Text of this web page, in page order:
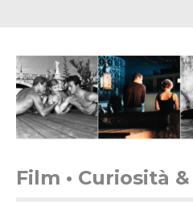
Film • Curiosità